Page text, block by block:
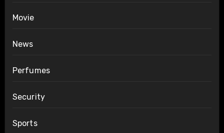
Movie
News
Perfumes
Security
Sports